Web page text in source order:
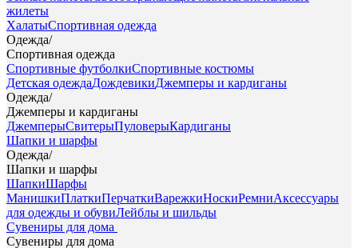
жилеты
ХалатыСпортивная одежда
Одежда/
Спортивная одежда
Спортивные футболкиСпортивные костюмы
Детская одеждаДождевикиДжемперы и кардиганы
Одежда/
Джемперы и кардиганы
ДжемперыСвитерыПуловерыКардиганы
Шапки и шарфы
Одежда/
Шапки и шарфы
ШапкиШарфы
МанишкиПлаткиПерчаткиВарежкиНоскиРемниАксессуары
для одежды и обувиЛейблы и шильды
Сувениры для дома
Сувениры для дома